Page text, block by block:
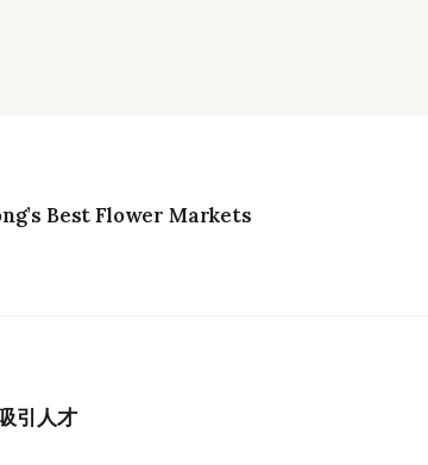
Best Flower Markets
引人才